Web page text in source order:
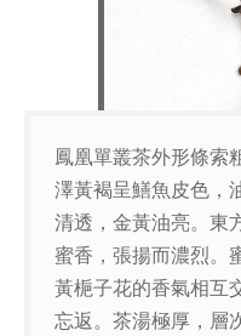
鳳凰單叢茶外形條索
澤黃褐呈鱔魚皮色，
清透，金黃油亮。東
蜜香，張揚而濃烈。
黃梔子花的香氣相互
忘返。茶湯極厚，層